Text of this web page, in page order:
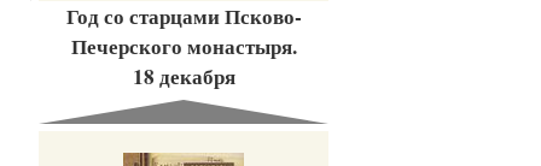
Год со старцами Псково-
Печерского монастыря.
18 декабря